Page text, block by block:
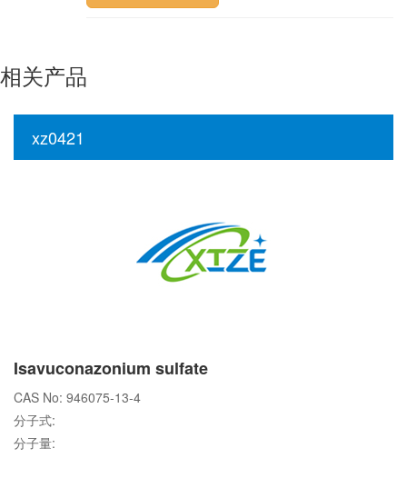
相关产品
xz0421
Isavuconazonium sulfate
CAS No: 946075-13-4
分子式:
分子量: